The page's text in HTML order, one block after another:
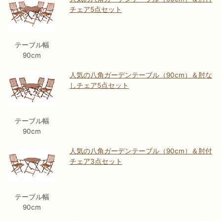
テーブル幅
90cm
チェア5点セット
テーブル幅
90cm
人気の八角ガーデンテーブル（90cm）＆肘な
しチェア5点セット
テーブル幅
90cm
人気の八角ガーデンテーブル（90cm）＆肘付
チェア3点セット